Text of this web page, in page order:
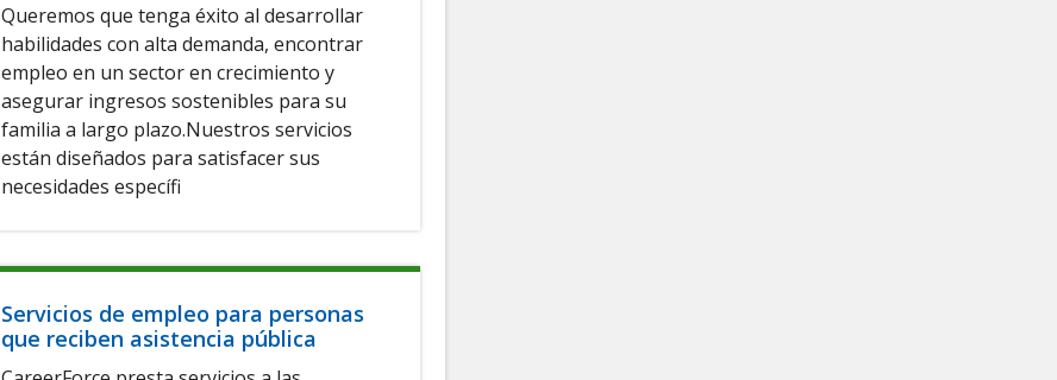
Queremos que tenga éxito al desarrollar
habilidades con alta demanda, encontrar
empleo en un sector en crecimiento y
asegurar ingresos sostenibles para su
familia a largo plazo.Nuestros servicios
están diseñados para satisfacer sus
necesidades específi
Servicios de empleo para personas
que reciben asistencia pública